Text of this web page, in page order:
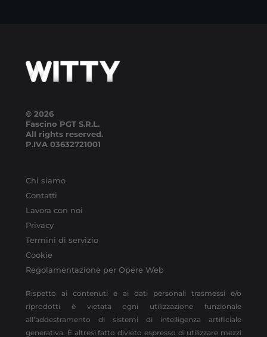
© 2026
Fascino PGT S.R.L.
All rights reserved.
P.IVA 03632721001
Chi siamo
Contatti
Lavora con noi
Privacy
Termini di servizio
Cookie
Regolamentazione per Opere Web
Rispetto ai contenuti e ai dati personali trasmessi e/o
riprodotti è vietata ogni utilizzazione funzionale
all’addestramento di sistemi di intelligenza artificiale
generativa. È altresì fatto divieto espresso di utilizzare mezzi